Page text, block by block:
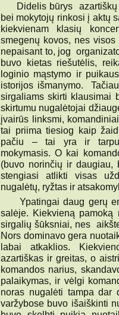
Didelis būrys azartiškų
bei mokytojų rinkosi į aktų
kiekvienam klasių
smegenų kovos, nes
nepaisant to, jog
buvo kietas riešutėlis,
loginio mąstymo ir
istorijos išmanymo.
sirgaliams skirti klausimai
skirtumu nugalėtojai
įvairūs linksmi,
tai priima tiesiog kaip
pačiu – tai yra ir
mokymasis. O kai
(buvo norinčių ir daugiau,
stengiasi atlikti visas
nugalėtų, ryžtas ir
Ypatingai daug gerų
salėje. Kiekvieną
sirgalių šūksniai, nes
Nors dominavo gera
labai atkaklios.
azartiškas ir greitas, o
komandos narius,
palaikymas, ir vėlgi
noras nugalėti tampa
varžybose buvo išaiškinti